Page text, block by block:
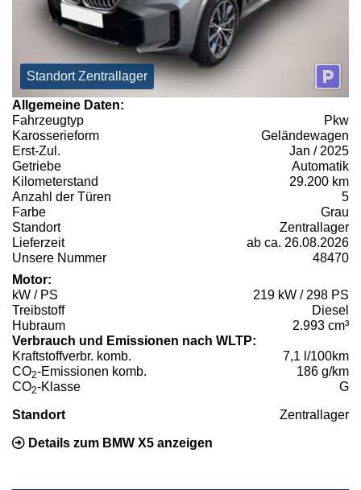
Standort Zentrallager
Allgemeine Daten:
Fahrzeugtyp
Pkw
Karosserieform
Geländewagen
Erst-Zul.
Jan / 2025
Getriebe
Automatik
Kilometerstand
29.200 km
Anzahl der Türen
5
Farbe
Grau
Standort
Zentrallager
Lieferzeit
ab ca. 26.08.2026
Unsere Nummer
48470
Motor:
kW / PS
219 kW / 298 PS
Treibstoff
Diesel
Hubraum
2.993 cm³
Verbrauch und Emissionen nach WLTP:
Kraftstoffverbr. komb.
7,1 l/100km
CO2-Emissionen komb.
186 g/km
CO2-Klasse G
Standort Zentrallager
Details zum BMW X5 anzeigen